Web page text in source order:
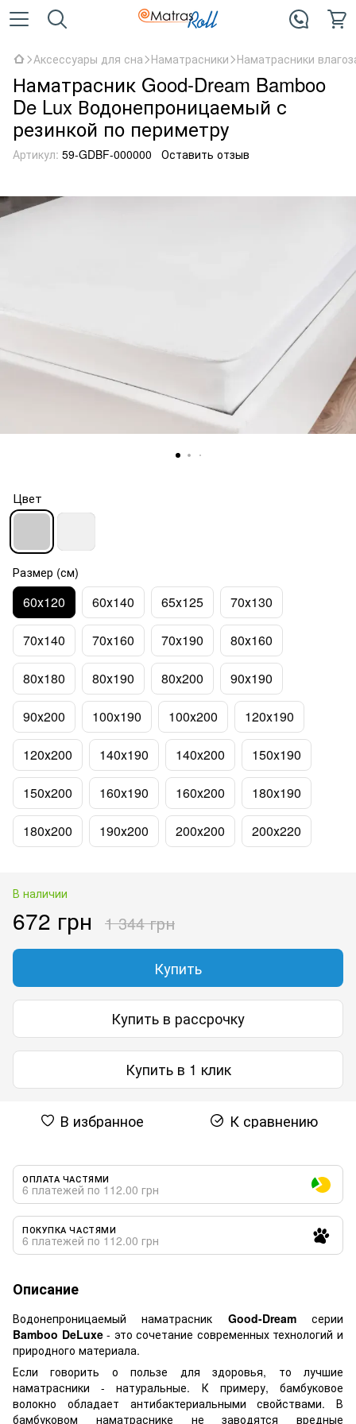
Аксессуары для сна Наматрасники Наматрасники
Наматрасник Good-Dream Bamboo
De Lux Водонепроницаемый с
резинкой по периметру
Артикул: 59-GDBF-000000 Оставить отзыв
Цвет
Размер (см)
60х120 60х140 65х125 70х130
70х140 70х160 70х190 80х160
80х180 80х190 80х200 90х190
90х200 100х190 100х200 120х190
120х200 140х190 140х200 150х190
150х200 160х190 160х200 180х190
180х200 190х200 200х200 200х220
В наличии
672 грн 1 344 грн
Купить
Купить в рассрочку
Купить в 1 клик
В избранное К сравнению
ОПЛАТА ЧАСТЯМИ
6 платежей по 112.00 грн
ПОКУПКА ЧАСТЯМИ
6 платежей по 112.00 грн
Описание
Водонепроницаемый наматрасник Good-Dreamсерии
Bamboo DeLuxe- это сочетание современных технологий и
природного материала.
Если говорить о пользе для здоровья, то лучшие
наматрасники - натуральные. К примеру, бамбуковое
волокно обладает антибактериальными свойствами. В
бамбуковом наматраснике не заводятся вредные